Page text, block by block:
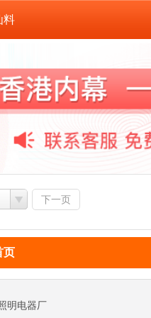
料
下一页
页
明电器厂